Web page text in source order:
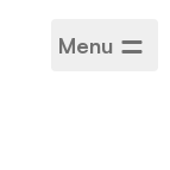
Menu